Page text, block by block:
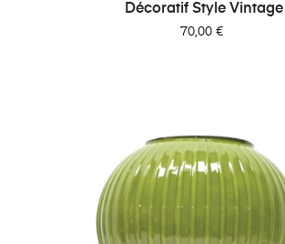
Décoratif Style Vintage
Prix
70,00 €